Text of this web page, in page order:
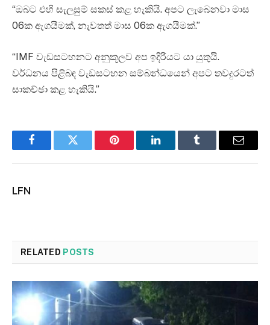
“ඔබට එහි සැලසුම් සකස් කළ හැකියි. අපට ලැබෙනවා මාස
06ක ඇගයීමක්, නැවතත් මාස 06ක ඇගයීමක්.”
“IMF වැඩසටහනට අනුකූලව අප ඉදිරියට යා යුතුයි.
වර්ධනය පිළිබඳ වැඩසටහන සම්බන්ධයෙන් අපට තවදුරටත්
සාකච්ඡා කළ හැකියි.”
FacebookTwitter Pinterest LinkedInTumblr Email
LFN
RELATED POSTS